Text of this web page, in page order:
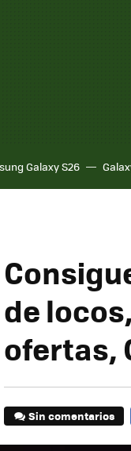
Galaxy S26
de
ofertas,
Sin comentarios